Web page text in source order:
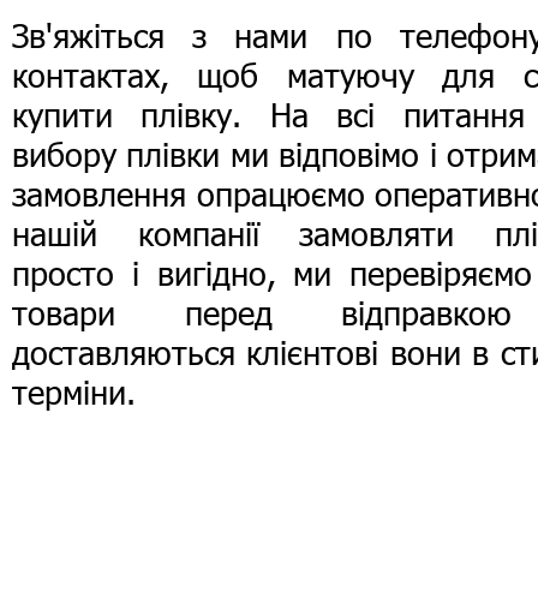
Зв'яжіться з нами по
контактах, щоб матуючу для
купити плівку. На всі
вибору плівки ми відповімо і
замовлення опрацюємо
нашій компанії замовляти
просто і вигідно, ми перевіряємо
товари перед
доставляються клієнтові вони в
терміни.